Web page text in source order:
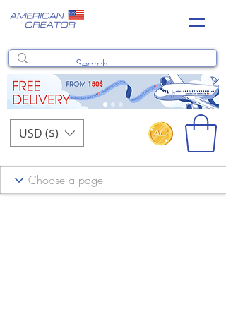
USD ($)